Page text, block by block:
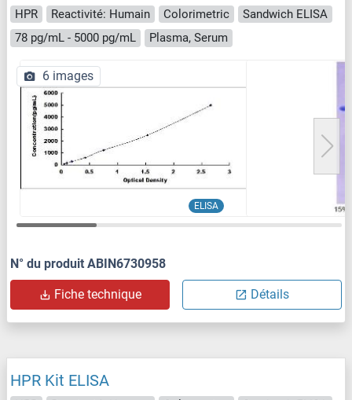
HPR Reactivité: Humain Colorimetric
Sandwich ELISA
78 pg/mL - 5000 pg/mL
Plasma, Serum
ELISA
6 images
N° du produit ABIN6730958
Fiche technique Détails
HPR Kit ELISA